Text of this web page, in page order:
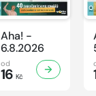
Aha! -
6.8.2026
od
16 Kč